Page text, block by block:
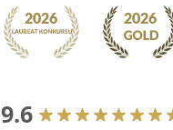
9.6